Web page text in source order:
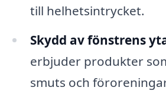
till helhetsintrycket.
Skydd av fönstrens
erbjuder produkter
smuts och